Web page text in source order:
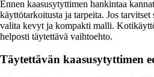
Ennen kaasusytyttimen hankintaa
käyttötarkoitusta ja tarpeita. Jos
valita kevyt ja kompakti malli.
helposti täytettävä vaihtoehto.
Täytettävän kaasusytyttimen